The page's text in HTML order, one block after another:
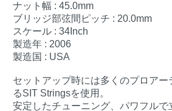
ナット幅 : 45.0mm
ブリッジ部弦間ピッチ : 20.0mm
スケール : 34Inch
製造年 : 2006
製造国 : USA
セットアップ時には多くのプロア
るSIT Stringsを使用。
安定したチューニング、パワフル